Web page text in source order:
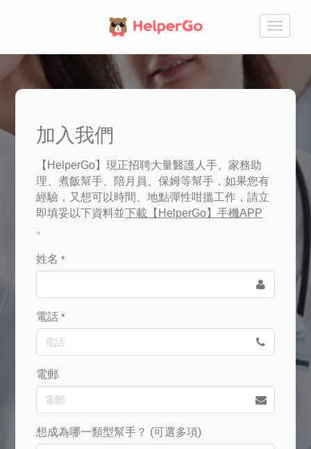
切
加入我們
【HelperGo】現正招聘大量醫護人手、家務助
理、煮飯幫手、陪月員、保姆等幫手，如果您有
經驗，又想可以時間、地點彈性咁搵工作，請立
即填妥以下資料並下載【HelperGo】手機APP
。
姓名*
電話*
電郵
想成為哪一類型幫手？ (可選多項)